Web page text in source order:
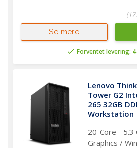
Forventet levering:
Se mere
Lenovo
Tower G2
265 32GB
Workstation
20-Core - 5.3
Graphics /